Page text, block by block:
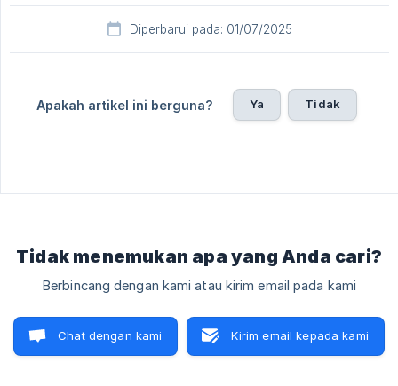
Diperbarui pada: 01/07/2025
Apakah artikel ini berguna? Ya Tidak
Tidak menemukan apa yang Anda cari?
Berbincang dengan kami atau kirim email pada kami
Chat dengan kami Kirim email kepada kami